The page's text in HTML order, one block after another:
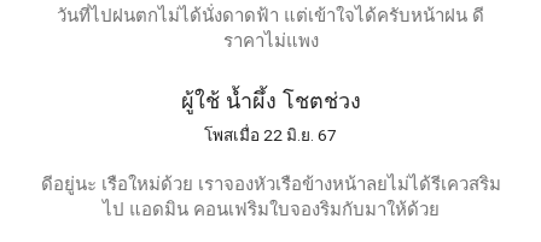
วันที่ไปฝนตกไม่ได้นั่งดาดฟ้า แต่เข้าใจได้ครับหน้าฝน ดี
ราคาไม่แพง
ผู้ใช้ น้ำผึ้ง โชตช่วง
โพสเมื่อ 22 มิ.ย. 67
ดีอยู่นะ เรือใหม่ด้วย เราจองหัวเรือข้างหน้าลยไม่ได้รีเควสริม
ไป แอดมิน คอนเฟริมใบจองริมกับมาให้ด้วย